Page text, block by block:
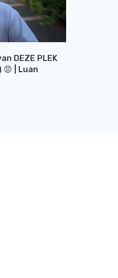
DEZE PLEK
😡 | Luan